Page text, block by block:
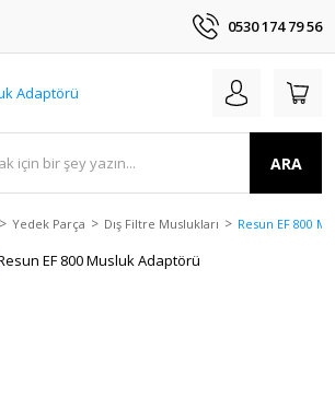
0530 174 79 56
ARA
Yedek Parça Dış Filtre Muslukları Resun EF 800